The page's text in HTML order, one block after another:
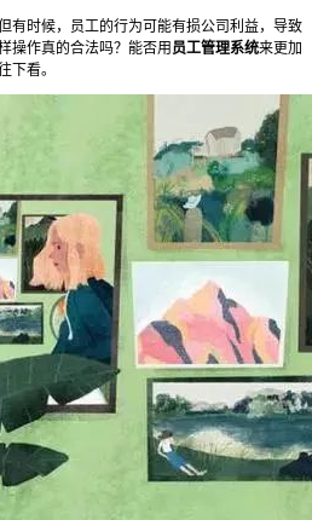
有时候，员工的行为可能有损公司利益，导致
操作真的合法吗？能否用员工管理系统来更加
下看。